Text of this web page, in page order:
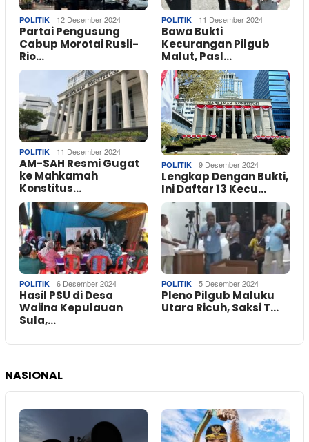
POLITIK 12 Desember 2024
Partai Pengusung
Cabup Morotai Rusli-
Rio…
POLITIK 11 Desember 2024
Bawa Bukti
Kecurangan Pilgub
Malut, Pasl…
POLITIK 11 Desember 2024
AM-SAH Resmi Gugat
ke Mahkamah
Konstitus…
POLITIK 9 Desember 2024
Lengkap Dengan Bukti,
Ini Daftar 13 Kecu…
POLITIK 6 Desember 2024
Hasil PSU di Desa
Waiina Kepulauan
Sula,…
POLITIK 5 Desember 2024
Pleno Pilgub Maluku
Utara Ricuh, Saksi T…
NASIONAL